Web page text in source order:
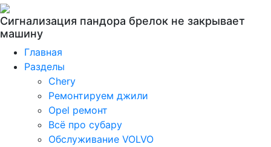
Сигнализация пандора брелок не закрывает
машину
Главная
Разделы
Chery
Ремонтируем джили
Opel ремонт
Всё про субару
Обслуживание VOLVO